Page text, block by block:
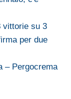
vittorie su 3
per due
– Pergocrema